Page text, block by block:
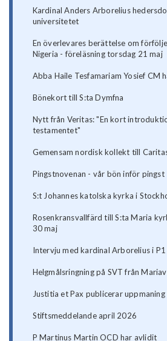
Kardinal Anders Arborelius
universitetet
En överlevares berättelse om
Nigeria - föreläsning torsdag 21 maj
Abba Haile Tesfamariam Yosief CM
Bönekort till S:ta Dymfna
Nytt från Veritas: "En kort
testamentet"
Gemensam nordisk kollekt till
Pingstnovenan - vår bön inför pingst
S:t Johannes katolska kyrka i
Rosenkransvallfärd till S:ta Maria
30 maj
Intervju med kardinal Arborelius i
Helgmålsringning på SVT från
Justitia et Pax publicerar
Stiftsmeddelande april 2026
P Martinus Martin OCD har avlidit